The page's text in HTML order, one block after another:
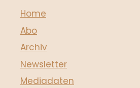
Home
Abo
Archiv
Newsletter
Mediadaten